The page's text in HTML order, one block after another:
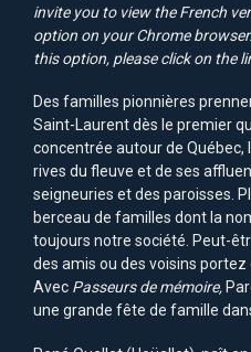
invite you to view the French
option on your Chrome
this option, please click on the
Des familles pionnières
Saint-Laurent dès le premier
concentrée autour de
rives du fleuve et de ses
seigneuries et des paroisses.
berceau de familles dont la
toujours notre société. Peut-
des amis ou des voisins
Avec Passeurs de mémoire,
une grande fête de famille